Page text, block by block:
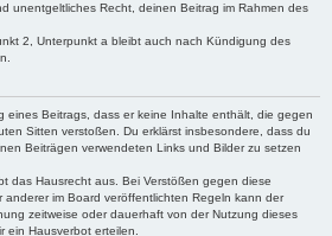
unentgeltliches Recht, deinen Beitrag im Rahmen des
2, Unterpunkt a bleibt auch nach Kündigung des
eines Beitrags, dass er keine Inhalte enthält, die gegen
Sitten verstoßen. Du erklärst insbesondere, dass du
Beiträgen verwendeten Links und Bilder zu setzen
das Hausrecht aus. Bei Verstößen gegen diese
im Board veröffentlichten Regeln kann der
zeitweise oder dauerhaft von der Nutzung dieses
ein Hausverbot erteilen.